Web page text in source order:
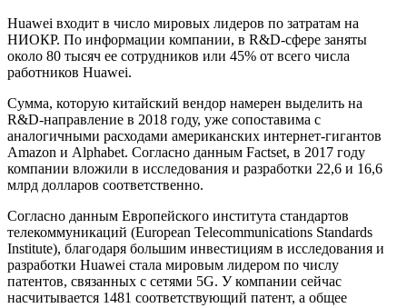
Huawei входит в число мировых лидеров по затратам на
НИОКР. По информации компании, в R&D-сфере заняты
около 80 тысяч ее сотрудников или 45% от всего числа
работников Huawei.
Сумма, которую китайский вендор намерен выделить на
R&D-направление в 2018 году, уже сопоставима с
аналогичными расходами американских интернет-гигантов
Amazon и Alphabet. Согласно данным Factset, в 2017 году
компании вложили в исследования и разработки 22,6 и 16,6
млрд долларов соответственно.
Согласно данным Европейского института стандартов
телекоммуникаций (European Telecommunications Standards
Institute), благодаря большим инвестициям в исследования и
разработки Huawei стала мировым лидером по числу
патентов, связанных с сетями 5G. У компании сейчас
насчитывается 1481 соответствующий патент, а общее